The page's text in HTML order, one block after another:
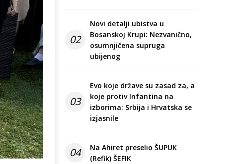
02
Novi detalji ubistva u
Bosanskoj Krupi: Nezvanično,
osumnjičena supruga
ubijenog
03
Evo koje države su zasad za, a
koje protiv Infantina na
izborima: Srbija i Hrvatska se
izjasnile
04
Na Ahiret preselio ŠUPUK
(Refik) ŠEFIK